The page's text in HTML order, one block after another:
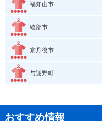
福知山市
綾部市
京丹後市
与謝野町
おすすめ情報